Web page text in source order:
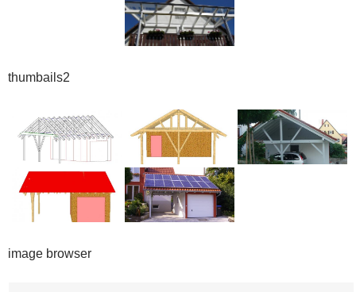
thumbails2
image browser